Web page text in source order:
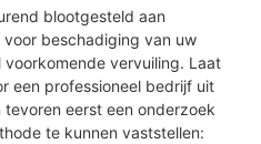
blootgesteld aan
beschadiging van uw
vervuiling. Laat
een professioneel bedrijf uit
eerst een onderzoek
te kunnen vaststellen: